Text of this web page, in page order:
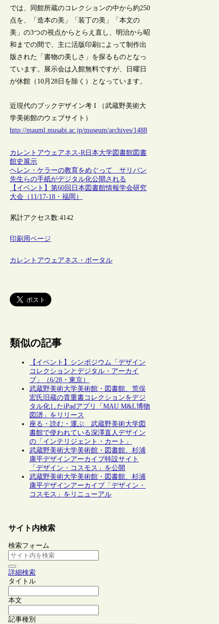
では、同館所蔵のコレクションの中から約250
点を、「造本の美」「装丁の美」「本文の
美」の3つの視点からとらえ直し、明治から昭
和までの間で、主に活版印刷によって制作出
版された「書物の美しさ」を探るものとなっ
ています。展示会は入館無料ですが、日曜日
が休館（10月28日を除く）となっています。
近現代のブックデザイン考 I （武蔵野美術大
学美術館のウェブサイト）
http://mauml.musabi.ac.jp/museum/archives/1488
カレントアウェアネス-R日本大学図書館図書
館史 展示
ヘレン・ケラーの教育をめぐって サリバン
先生らの手紙がデジタル化公開される
【イベント】第60回日本図書館情報学会研究
大会（11/17-18・福岡）
累計アクセス数:4142
印刷用ページ
カレントアウェアネス・ポータル
類似の記事
【イベント】シンポジウム「デザイン
コレクションとデジタル・アーカイ
ブ」（6/28・東京）
武蔵野美術大学美術館・図書館、荒俣
宏氏旧蔵の貴重書コレクションをデジ
タル化したiPadアプリ「MAU M&L博物
図譜」をリリース
座る・読む・運ぶ 武蔵野美術大学図
書館で使われている深澤直人デザイン
の「インテリジェント・カート」
武蔵野美術大学美術館・図書館、杉浦
康平デザインアーカイブ特設サイト
「デザイン・コスモス」を公開
武蔵野美術大学美術館・図書館、杉浦
康平デザインアーカイブ「デザイン・
コスモス」をリニューアル
サイト内検索
検索フォーム
詳細検索
タイトル
本文
記事種別